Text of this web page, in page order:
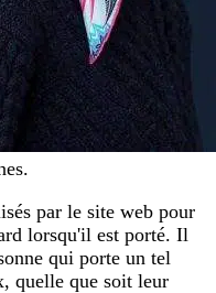
par le site web pour
lorsqu'il est porté. Il
qui porte un tel
quelle que soit leur